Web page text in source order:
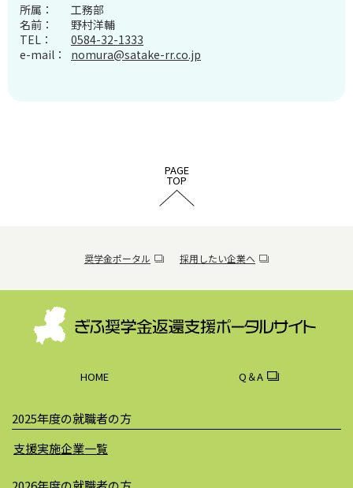
所属：
工務部
名前：
野村洋輔
TEL：
0584-32-1333
e-mail：
nomura@satake-rr.co.jp
PAGE
TOP
奨学金ポータル 採用したい企業へ
HOME Q＆A
2025年度の就職者の方
支援実施企業一覧